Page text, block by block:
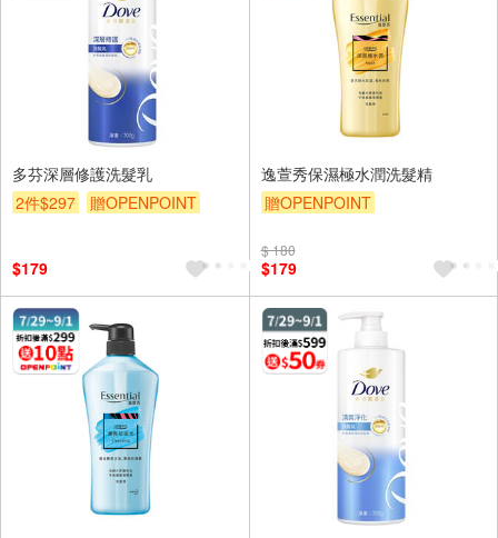
多芬深層修護洗髮乳
2件$297
贈OPENPOINT
$179
逸萱秀保濕極水潤洗髮精
贈OPENPOINT
贈$200
$ 180
$179